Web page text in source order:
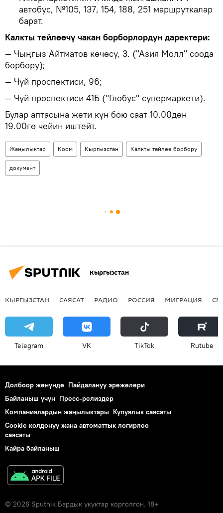
автобус, №105, 137, 154, 188, 251 маршруткалар
барат.
Калкты тейлөөчү чакан борборлордун даректери:
— Чыңгыз Айтматов көчөсү, 3. ("Азия Молл" соода
борбору);
— Чүй проспектиси, 96;
— Чүй проспектиси 41Б ("Глобус" супермаркети).
Булар аптасына жети күн бою саат 10.00дөн
19.00гө чейин иштейт.
Жаңылыктар Коом Кыргызстан Калкты тейлөө борбору
документ
Кыргызстан
КЫРГЫЗСТАН САЯСАТ РАДИО РОССИЯ МИГРАЦИЯ
Telegram VK ТikТоk Rutube
Долбоор жөнүндө Пайдалануу эрежелери
Байланыш үчүн Пресс-релиздер
Компаниялардын жаңылыктары Купуялык саясаты
Cookie колдонуу жана автоматтык логирлөө
саясаты
Кайра байланыш
© 2026 Sputnik Бардык укуктар корголгон. 18+